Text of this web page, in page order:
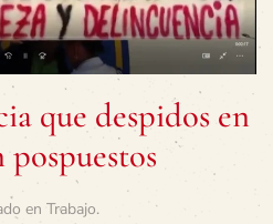
que despidos en
en Trabajo.